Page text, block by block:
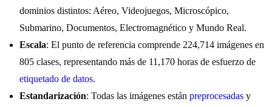
dominios distintos: Aéreo, Videojuegos, Microscópico,
Submarino, Documentos, Electromagnético y Mundo Real.
Escala: El punto de referencia comprende 224,714 imágenes en
805 clases, representando más de 11,170 horas de esfuerzo de
etiquetado de datos.
Estandarización: Todas las imágenes están preprocesadas y